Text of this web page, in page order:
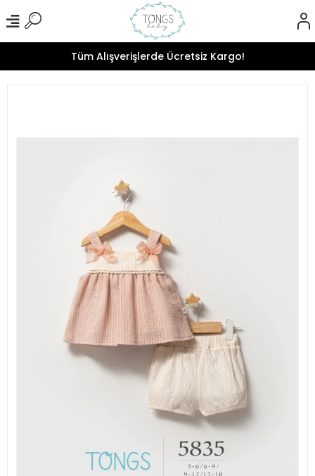
Tüm Alışverişlerde Ücretsiz Kargo!